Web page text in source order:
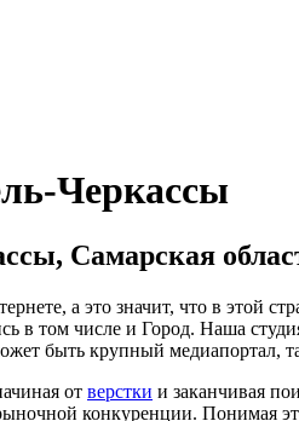
Черкассы
Самарская
а это значит, что в этой
в том числе и Город. Наша
быть крупный
от верстки и заканчивая
конкуренции. Понимая